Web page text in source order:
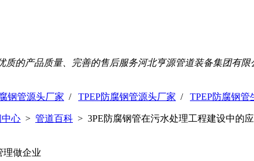
质的产品质量、完善的售后服务河北亨源管道装备集团有
钢管源头厂家 / TPEP防腐钢管源头厂家 / TPEP防腐钢管
中心 > 管道百科 > 3PE防腐钢管在污水处理工程建设中的
做企业